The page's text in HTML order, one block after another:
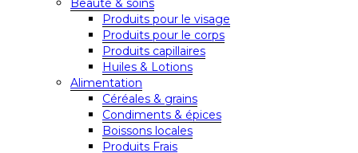
Beauté & soins
Produits pour le visage
Produits pour le corps
Produits capillaires
Huiles & Lotions
Alimentation
Céréales & grains
Condiments & épices
Boissons locales
Produits Frais